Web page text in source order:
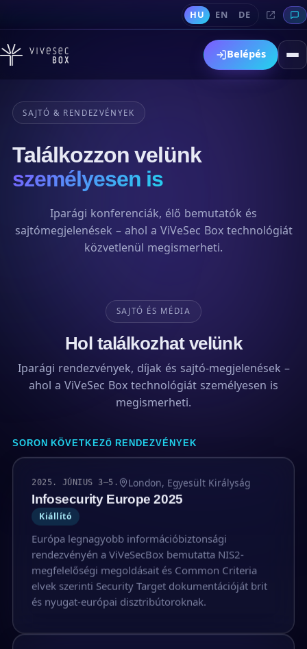
HU EN DE
Belépés
SAJTÓ & RENDEZVÉNYEK
Találkozzon velünk
személyesen is
Iparági konferenciák, élő bemutatók és
sajtómegjelenések – ahol a ViVeSec Box technológiát
közvetlenül megismerheti.
SAJTÓ ÉS MÉDIA
Hol találkozhat velünk
Iparági rendezvények, díjak és sajtó-megjelenések –
ahol a ViVeSec Box technológiát személyesen is
megismerheti.
SORON KÖVETKEZŐ RENDEZVÉNYEK
2025. JÚNIUS 3–5. London, Egyesült Királyság
Infosecurity Europe 2025
Kiállító
Európa legnagyobb információbiztonsági
rendezvényén a ViVeSecBox bemutatta NIS2-
megfelelőségi megoldásait és Common Criteria
elvek szerinti Security Target dokumentációját brit
és nyugat-európai disztribútoroknak.